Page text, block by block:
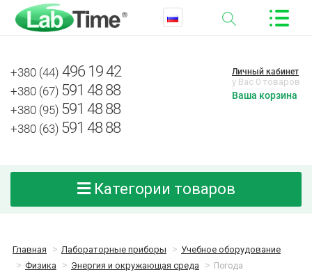
+380 (44) 496 19 42
+380 (67) 591 48 88
+380 (95) 591 48 88
+380 (63) 591 48 88
Личный кабинет
у Вас 0 товаров
Ваша корзина
Категории товаров
Главная Лабораторные приборы
Учебное оборудование
Физика
Энергия и окружающая среда Погода